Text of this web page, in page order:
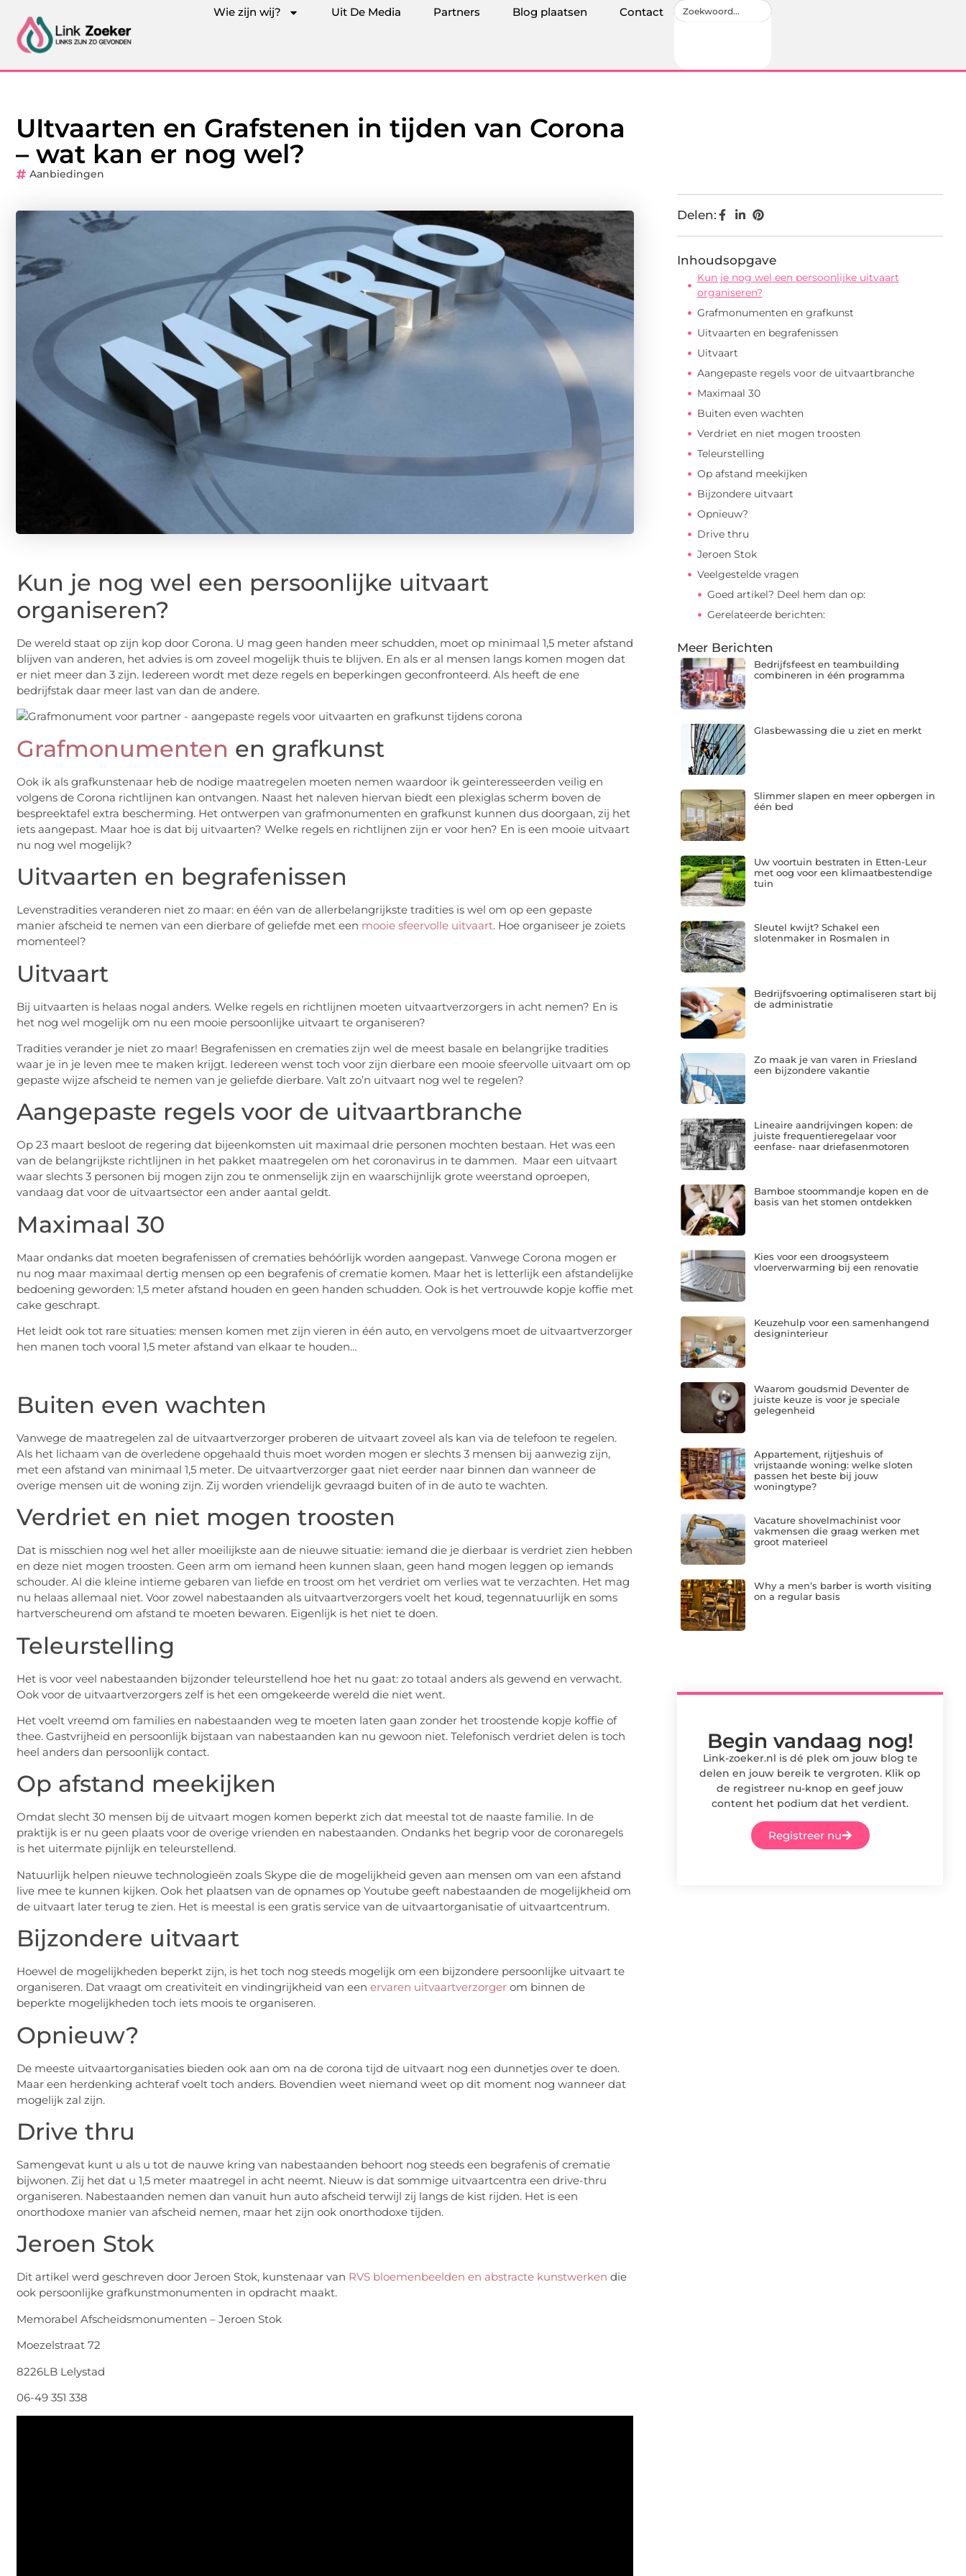
Wie zijn wij? Uit De Media Partners Blog plaatsen Contact
UItvaarten en Grafstenen in tijden van Corona
– wat kan er nog wel?
Aanbiedingen
Kun je nog wel een persoonlijke uitvaart
organiseren?
De wereld staat op zijn kop door Corona. U mag geen handen meer schudden, moet op minimaal 1,5 meter afstand
blijven van anderen, het advies is om zoveel mogelijk thuis te blijven. En als er al mensen langs komen mogen dat
er niet meer dan 3 zijn. Iedereen wordt met deze regels en beperkingen geconfronteerd. Als heeft de ene
bedrijfstak daar meer last van dan de andere.
Grafmonumenten en grafkunst
Ook ik als grafkunstenaar heb de nodige maatregelen moeten nemen waardoor ik geïnteresseerden veilig en
volgens de Corona richtlijnen kan ontvangen. Naast het naleven hiervan biedt een plexiglas scherm boven de
bespreektafel extra bescherming. Het ontwerpen van grafmonumenten en grafkunst kunnen dus doorgaan, zij het
iets aangepast. Maar hoe is dat bij uitvaarten? Welke regels en richtlijnen zijn er voor hen? En is een mooie uitvaart
nu nog wel mogelijk?
Uitvaarten en begrafenissen
Levenstradities veranderen niet zo maar: en één van de allerbelangrijkste tradities is wel om op een gepaste
manier afscheid te nemen van een dierbare of geliefde met een mooie sfeervolle uitvaart. Hoe organiseer je zoiets
momenteel?
Uitvaart
Bij uitvaarten is helaas nogal anders. Welke regels en richtlijnen moeten uitvaartverzorgers in acht nemen? En is
het nog wel mogelijk om nu een mooie persoonlijke uitvaart te organiseren?
Tradities verander je niet zo maar! Begrafenissen en crematies zijn wel de meest basale en belangrijke tradities
waar je in je leven mee te maken krijgt. Iedereen wenst toch voor zijn dierbare een mooie sfeervolle uitvaart om op
gepaste wijze afscheid te nemen van je geliefde dierbare. Valt zo’n uitvaart nog wel te regelen?
Aangepaste regels voor de uitvaartbranche
Op 23 maart besloot de regering dat bijeenkomsten uit maximaal drie personen mochten bestaan. Het was een
van de belangrijkste richtlijnen in het pakket maatregelen om het coronavirus in te dammen. Maar een uitvaart
waar slechts 3 personen bij mogen zijn zou te onmenselijk zijn en waarschijnlijk grote weerstand oproepen,
vandaag dat voor de uitvaartsector een ander aantal geldt.
Maximaal 30
Maar ondanks dat moeten begrafenissen of crematies behóórlijk worden aangepast. Vanwege Corona mogen er
nu nog maar maximaal dertig mensen op een begrafenis of crematie komen. Maar het is letterlijk een afstandelijke
bedoening geworden: 1,5 meter afstand houden en geen handen schudden. Ook is het vertrouwde kopje koffie met
cake geschrapt.
Het leidt ook tot rare situaties: mensen komen met zijn vieren in één auto, en vervolgens moet de uitvaartverzorger
hen manen toch vooral 1,5 meter afstand van elkaar te houden…
Buiten even wachten
Vanwege de maatregelen zal de uitvaartverzorger proberen de uitvaart zoveel als kan via de telefoon te regelen.
Als het lichaam van de overledene opgehaald thuis moet worden mogen er slechts 3 mensen bij aanwezig zijn,
met een afstand van minimaal 1,5 meter. De uitvaartverzorger gaat niet eerder naar binnen dan wanneer de
overige mensen uit de woning zijn. Zij worden vriendelijk gevraagd buiten of in de auto te wachten.
Verdriet en niet mogen troosten
Dat is misschien nog wel het aller moeilijkste aan de nieuwe situatie: iemand die je dierbaar is verdriet zien hebben
en deze niet mogen troosten. Geen arm om iemand heen kunnen slaan, geen hand mogen leggen op iemands
schouder. Al die kleine intieme gebaren van liefde en troost om het verdriet om verlies wat te verzachten. Het mag
nu helaas allemaal niet. Voor zowel nabestaanden als uitvaartverzorgers voelt het koud, tegennatuurlijk en soms
hartverscheurend om afstand te moeten bewaren. Eigenlijk is het niet te doen.
Teleurstelling
Het is voor veel nabestaanden bijzonder teleurstellend hoe het nu gaat: zo totaal anders als gewend en verwacht.
Ook voor de uitvaartverzorgers zelf is het een omgekeerde wereld die niet went.
Het voelt vreemd om families en nabestaanden weg te moeten laten gaan zonder het troostende kopje koffie of
thee. Gastvrijheid en persoonlijk bijstaan van nabestaanden kan nu gewoon niet. Telefonisch verdriet delen is toch
heel anders dan persoonlijk contact.
Op afstand meekijken
Omdat slecht 30 mensen bij de uitvaart mogen komen beperkt zich dat meestal tot de naaste familie. In de
praktijk is er nu geen plaats voor de overige vrienden en nabestaanden. Ondanks het begrip voor de coronaregels
is het uitermate pijnlijk en teleurstellend.
Natuurlijk helpen nieuwe technologieën zoals Skype die de mogelijkheid geven aan mensen om van een afstand
live mee te kunnen kijken. Ook het plaatsen van de opnames op Youtube geeft nabestaanden de mogelijkheid om
de uitvaart later terug te zien. Het is meestal is een gratis service van de uitvaartorganisatie of uitvaartcentrum.
Bijzondere uitvaart
Hoewel de mogelijkheden beperkt zijn, is het toch nog steeds mogelijk om een bijzondere persoonlijke uitvaart te
organiseren. Dat vraagt om creativiteit en vindingrijkheid van een ervaren uitvaartverzorger om binnen de
beperkte mogelijkheden toch iets moois te organiseren.
Opnieuw?
De meeste uitvaartorganisaties bieden ook aan om na de corona tijd de uitvaart nog een dunnetjes over te doen.
Maar een herdenking achteraf voelt toch anders. Bovendien weet niemand weet op dit moment nog wanneer dat
mogelijk zal zijn.
Drive thru
Samengevat kunt u als u tot de nauwe kring van nabestaanden behoort nog steeds een begrafenis of crematie
bijwonen. Zij het dat u 1,5 meter maatregel in acht neemt. Nieuw is dat sommige uitvaartcentra een drive-thru
organiseren. Nabestaanden nemen dan vanuit hun auto afscheid terwijl zij langs de kist rijden. Het is een
onorthodoxe manier van afscheid nemen, maar het zijn ook onorthodoxe tijden.
Jeroen Stok
Dit artikel werd geschreven door Jeroen Stok, kunstenaar van RVS bloemenbeelden en abstracte kunstwerken die
ook persoonlijke grafkunstmonumenten in opdracht maakt.
Memorabel Afscheidsmonumenten – Jeroen Stok
Moezelstraat 72
8226LB Lelystad
06-49 351 338
Delen:
Inhoudsopgave
Kun je nog wel een persoonlijke uitvaart
organiseren?
Grafmonumenten en grafkunst
Uitvaarten en begrafenissen
Uitvaart
Aangepaste regels voor de uitvaartbranche
Maximaal 30
Buiten even wachten
Verdriet en niet mogen troosten
Teleurstelling
Op afstand meekijken
Bijzondere uitvaart
Opnieuw?
Drive thru
Jeroen Stok
Veelgestelde vragen
Goed artikel? Deel hem dan op:
Gerelateerde berichten:
Meer Berichten
Bedrijfsfeest en teambuilding
combineren in één programma
Glasbewassing die u ziet en merkt
Slimmer slapen en meer opbergen in
één bed
Uw voortuin bestraten in Etten-Leur
met oog voor een klimaatbestendige
tuin
Sleutel kwijt? Schakel een
slotenmaker in Rosmalen in
Bedrijfsvoering optimaliseren start bij
de administratie
Zo maak je van varen in Friesland
een bijzondere vakantie
Lineaire aandrijvingen kopen: de
juiste frequentieregelaar voor
eenfase- naar driefasenmotoren
Bamboe stoommandje kopen en de
basis van het stomen ontdekken
Kies voor een droogsysteem
vloerverwarming bij een renovatie
Keuzehulp voor een samenhangend
designinterieur
Waarom goudsmid Deventer de
juiste keuze is voor je speciale
gelegenheid
Appartement, rijtjeshuis of
vrijstaande woning: welke sloten
passen het beste bij jouw
woningtype?
Vacature shovelmachinist voor
vakmensen die graag werken met
groot materieel
Why a men’s barber is worth visiting
on a regular basis
Begin vandaag nog!
Link-zoeker.nl is dé plek om jouw blog te
delen en jouw bereik te vergroten. Klik op
de registreer nu-knop en geef jouw
content het podium dat het verdient.
Registreer nu